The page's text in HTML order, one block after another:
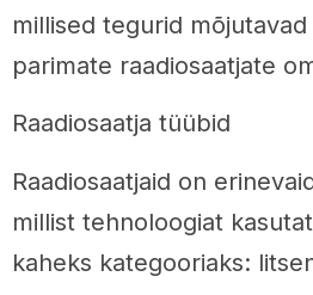
millised tegurid
parimate raadiosaatjate
Raadiosaatja tüübid
Raadiosaatjaid on
millist tehnoloogiat
kaheks kategooriaks: